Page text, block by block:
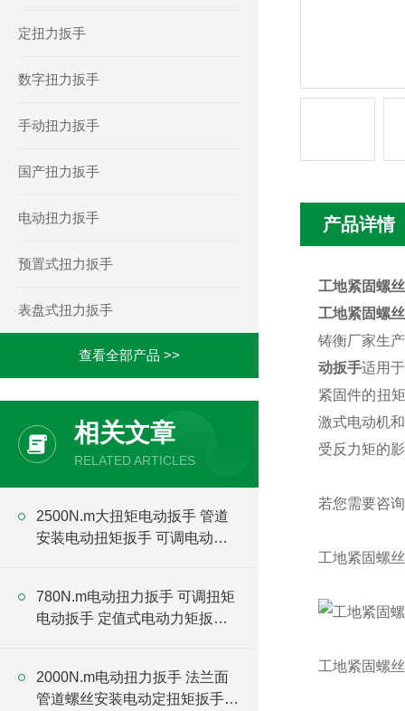
定扭力扳手
数字扭力扳手
手动扭力扳手
国产扭力扳手
电动扭力扳手
预置式扭力扳手
表盘式扭力扳手
查看全部产品 >>
相关文章
RELATED ARTICLES
2500N.m大扭矩电动扳手 管道
安装电动扭矩扳手 可调电动扳
780N.m电动扭力扳手 可调扭矩
电动扳手 定值式电动力矩扳手
2000N.m电动扭力扳手 法兰面
管道螺丝安装电动定扭矩扳手厂
产品详情
工地紧固螺
工地紧固螺
铸衡厂家生
动扳手适用
紧固件的扭
激式电动机
受反力矩的
若您需要咨
工地紧固螺
工地紧固螺